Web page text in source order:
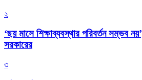
২
‘ছয় মাসে শিক্ষাব্যবস্থার পরিবর্তন সম্ভব
সরকারের
৩